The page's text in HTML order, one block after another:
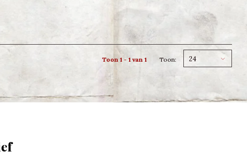
Toon 1 - 1 van 1 Toon: 24